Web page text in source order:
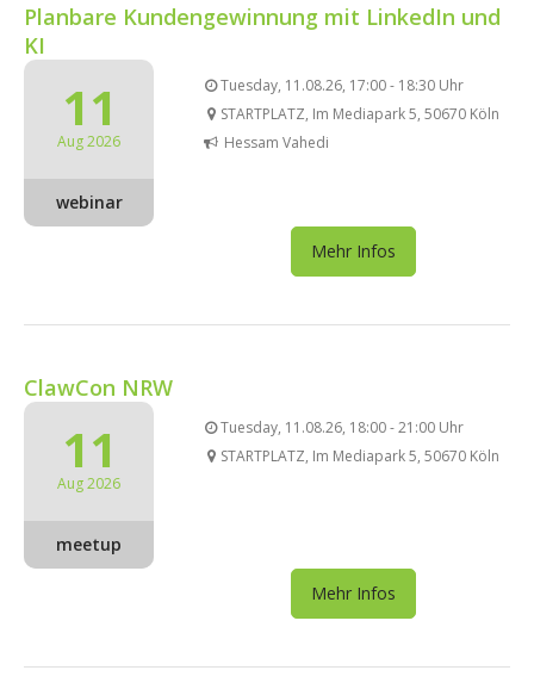
Planbare Kundengewinnung mit LinkedIn und
KI
11
Aug 2026
webinar
Tuesday, 11.08.26, 17:00 - 18:30 Uhr
STARTPLATZ, Im Mediapark 5, 50670 Köln
Hessam Vahedi
Mehr Infos
ClawCon NRW
11
Aug 2026
meetup
Tuesday, 11.08.26, 18:00 - 21:00 Uhr
STARTPLATZ, Im Mediapark 5, 50670 Köln
Mehr Infos